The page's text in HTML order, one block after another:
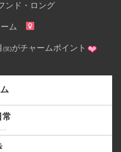
ンド・ロング
ーム
(笑)がチャームポイント
常
ア…